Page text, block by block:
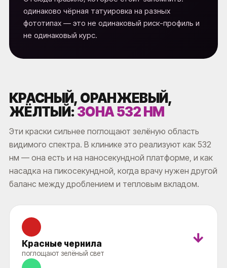
одинаково чёрная татуировка на разных
фототипах — это не одинаковый риск-профиль и
не одинаковый курс.
КРАСНЫЙ, ОРАНЖЕВЫЙ,
ЖЁЛТЫЙ:ЗОНА 532 НМ
Эти краски сильнее поглощают зелёную область
видимого спектра. В клинике это реализуют как 532
нм — она есть и на наносекундной платформе, и как
насадка на пикосекундной, когда врачу нужен другой
баланс между дроблением и тепловым вкладом.
Красные чернила
поглощают зелёный свет
→